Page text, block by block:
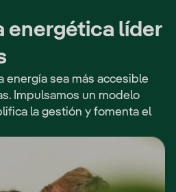
energética líder
energía sea más accesible
Impulsamos un modelo
la gestión y fomenta el